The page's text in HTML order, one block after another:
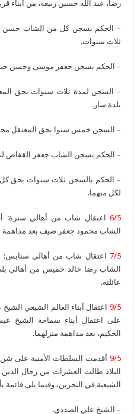
رضا، عبد الله حسين ربيعة، من أبناء
– الحكم بسجن كل من الشاب حسن
ثلاث سنوات.
– الحكم بسجن جعفر موسى وحسن
– السجن لمدة ثلاث سنوات بحق
بلدة سار.
– السجن خمس سنوا بحق المعتقل مجيد
– الحكم بسجن الشاب جعفر القفاص
– الحكم بالسجن ثلاث سنوات بحق
لكل منهما.
6/5 اعتقال شاب من أهالي سترة:
الشاب محمود جعفر ضيف بعد مداهمة
7/5 اعتقال شاب من أهالي سنابس:
الشاب رضا خالد خميس من أهالي
عائلته.
9/5 اعتقال أبناء العالم الشيعي
على اعتقال أبناء سماحة الشيخ
الحكيم، بعد مداهمة منزلهما.
9/5 أقدمت السلطات الأمنية على شن
البلاد طالت العشرات من رجال الدين
الشيعية في البحرين، وفيما يلى قائمة
– الشيخ علي الصددي.